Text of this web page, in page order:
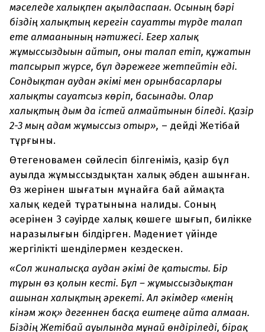
мәселеде халықпен ақылдаспаған. Осының бәрі
біздің халықтың керегін сауатты түрде талап
ете алмағанының нәтижесі. Егер халық
жұмыссыздығын айтып, оны талап етіп, құжатын
тапсырып жүрсе, бұл дәрежеге жетпейтін еді.
Сондықтан аудан әкімі мен орынбасарлары
халықты сауатсыз көріп, басынады. Олар
халықтың дым да істей алмайтынын біледі. Қазір
2-3 мың адам жұмыссыз отыр», – дейді Жетібай
тұрғыны.
Өтегеновамен сөйлесіп білгеніміз, қазір бұл
ауылда жұмыссыздықтан халық әбден ашынған.
Өз жерінен шығатын мұнайға бай аймақта
халық кедей тұратынына налиды. Соның
әсерінен 3 сәуірде халық көшеге шығып, билікке
наразылығын білдірген. Мәдениет үйінде
жергілікті шенділермен кездескен.
«Сол жиналысқа аудан әкімі де қатысты. Бір
тұрғын өз қолын кесті. Бұл – жұмыссыздықтан
ашынған халықтың әрекеті. Ал әкімдер «менің
кінәм жоқ» дегеннен басқа ештеңе айта алмаған.
Біздің Жетібай ауылында мұнай өндіріледі, бірақ